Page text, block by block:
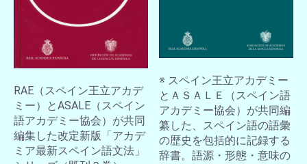
RAE（スペイン王立アカデ
ミー）とASALE（スペイン
語アカデミー協会）が共同
編集した改定新版「アカデ
ミア最新スペイン語文法」
※ スペイン王立アカデミー
とＡＳＡＬＥ（スペイン語
アカデミー協会）が共同編
纂した、スペイン語の語彙
の歴史を包括的に記録する
辞書。語源・形態・意味の